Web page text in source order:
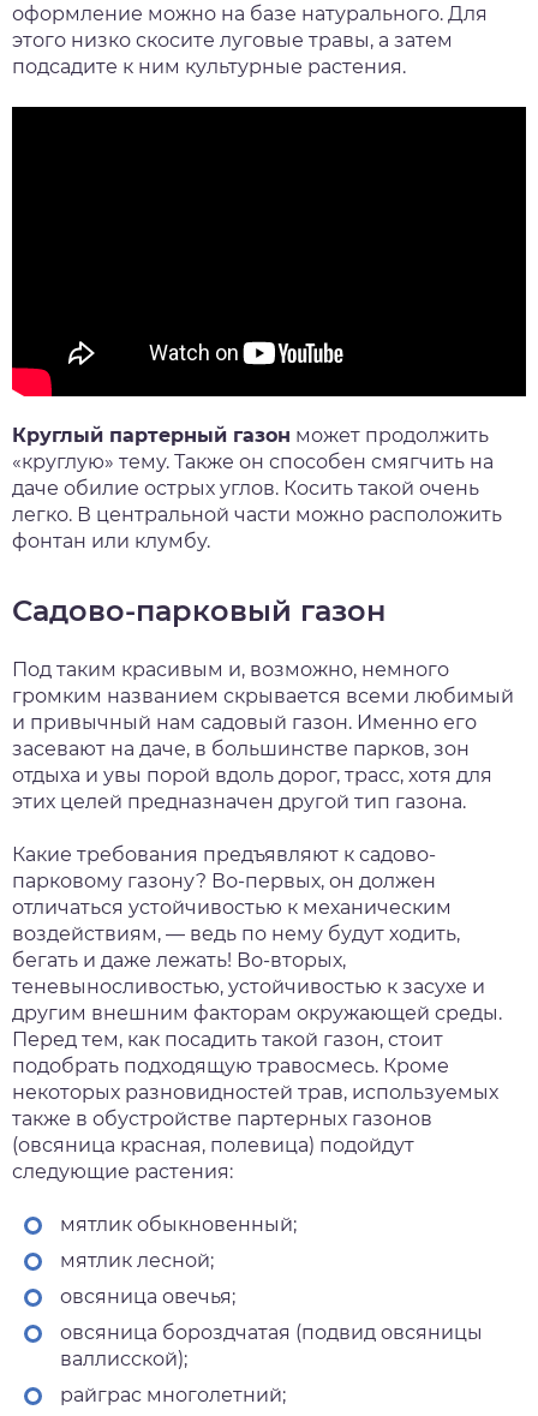
оформление можно на базе натурального. Для
этого низко скосите луговые травы, а затем
подсадите к ним культурные растения.
Круглый партерный газон может продолжить
«круглую» тему. Также он способен смягчить на
даче обилие острых углов. Косить такой очень
легко. В центральной части можно расположить
фонтан или клумбу.
Садово-парковый газон
Под таким красивым и, возможно, немного
громким названием скрывается всеми любимый
и привычный нам садовый газон. Именно его
засевают на даче, в большинстве парков, зон
отдыха и увы порой вдоль дорог, трасс, хотя для
этих целей предназначен другой тип газона.
Какие требования предъявляют к садово-
парковому газону? Во-первых, он должен
отличаться устойчивостью к механическим
воздействиям, — ведь по нему будут ходить,
бегать и даже лежать! Во-вторых,
теневыносливостью, устойчивостью к засухе и
другим внешним факторам окружающей среды.
Перед тем, как посадить такой газон, стоит
подобрать подходящую травосмесь. Кроме
некоторых разновидностей трав, используемых
также в обустройстве партерных газонов
(овсяница красная, полевица) подойдут
следующие растения:
мятлик обыкновенный;
мятлик лесной;
овсяница овечья;
овсяница бороздчатая (подвид овсяницы
валлисской);
райграс многолетний;